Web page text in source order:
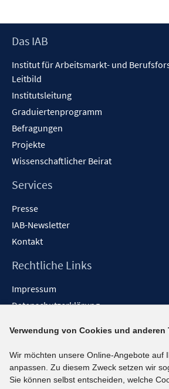
öffnen
Footer
Das IAB
Institut für Arbeitsmarkt- und
Leitbild
Institutsleitung
Graduiertenprogramm
Befragungen
Projekte
Wissenschaftlicher Beirat
Services
Presse
IAB-Newsletter
Kontakt
Rechtliche Links
Impressum
Datenschutzerklärung
Barrieren melden
Social-Media-Kanäle
BlueSky
Verwendung von Cookies und anderen
Wir möchten unsere Online-Angebote auf
anpassen. Zu diesem Zweck setzen wir
Sie können selbst entscheiden, welche